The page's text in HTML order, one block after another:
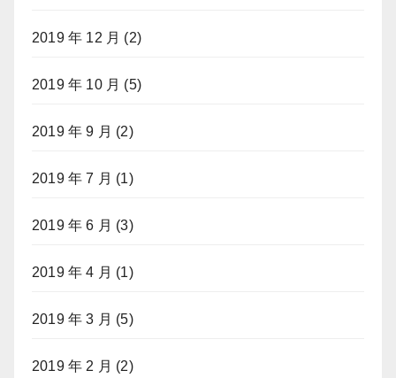
2019 年 12 月 (2)
2019 年 10 月 (5)
2019 年 9 月 (2)
2019 年 7 月 (1)
2019 年 6 月 (3)
2019 年 4 月 (1)
2019 年 3 月 (5)
2019 年 2 月 (2)